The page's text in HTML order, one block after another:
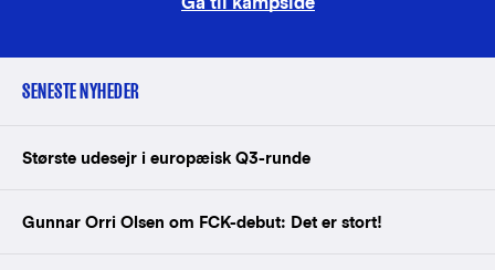
SENESTE NYHEDER
Største udesejr i europæisk Q3-runde
Gunnar Orri Olsen om FCK-debut: Det er stort!